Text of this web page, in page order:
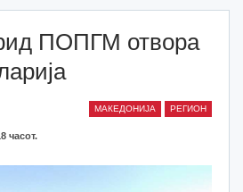
ПОПГМ отвора
МАКЕДОНИЈА РЕГИОН
часот.